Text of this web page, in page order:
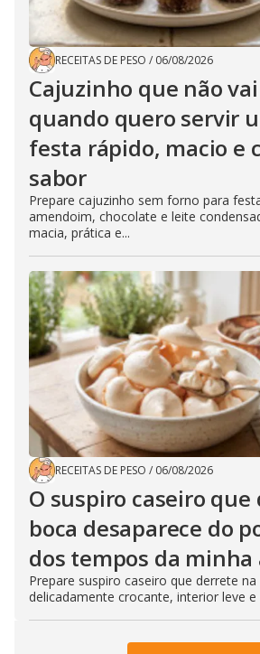
RECEITAS DE PESO / 06/08/2026
Cajuzinho que não
quando quero servir
festa rápido, macio e
sabor
Prepare cajuzinho sem forno para
amendoim, chocolate e leite
macia, prática e...
RECEITAS DE PESO / 06/08/2026
O suspiro caseiro
boca desaparece do
dos tempos da minha
Prepare suspiro caseiro que derrete
delicadamente crocante, interior leve